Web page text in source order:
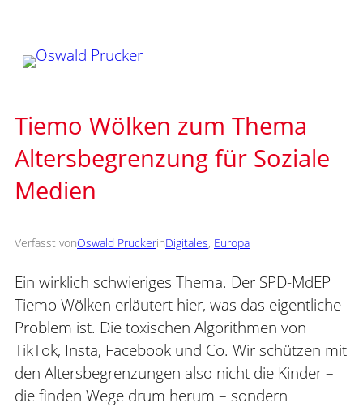
springen
Tiemo Wölken zum Thema
Altersbegrenzung für Soziale
Medien
Verfasst vonOswald PruckerinDigitales, Europa
Ein wirklich schwieriges Thema. Der SPD-MdEP
Tiemo Wölken erläutert hier, was das eigentliche
Problem ist. Die toxischen Algorithmen von
TikTok, Insta, Facebook und Co. Wir schützen mit
den Altersbegrenzungen also nicht die Kinder –
die finden Wege drum herum – sondern